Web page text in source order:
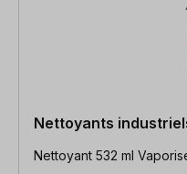
Nettoyants
Nettoyant